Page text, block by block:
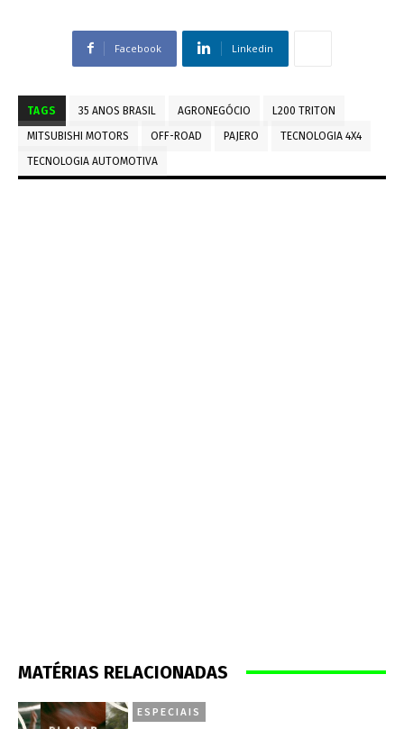
Facebook Linkedin
TAGS 35 ANOS BRASIL AGRONEGÓCIO
L200 TRITON
MITSUBISHI MOTORS
OFF-ROAD PAJERO
TECNOLOGIA 4X4
TECNOLOGIA AUTOMOTIVA
MATÉRIAS RELACIONADAS
ESPECIAIS